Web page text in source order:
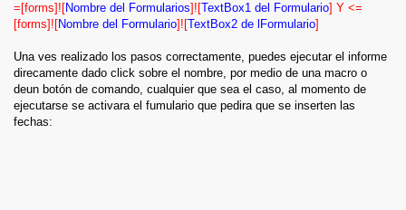
=[forms]![Nombre del Formularios]![TextBox1 del Formulario] Y <=
[forms]![Nombre del Formulario]![TextBox2 de lFormulario]
Una ves realizado los pasos correctamente, puedes ejecutar el informe
direcamente dado click sobre el nombre, por medio de una macro o
deun botón de comando, cualquier que sea el caso, al momento de
ejecutarse se activara el fumulario que pedira que se inserten las
fechas:
El TextBox3 llamado buscar,es donde vamos a poner el valor a
buscar, en este caso vamos a buscar números de cuenta
almacenadas en la tabla, y en el campo cuenta y nombre nos
mostrara el ultimo registro almacenado con esa cuenta.
por ejemplo si tenemos almacenado en la tabla 5 registros con
la cuenta 4000 y deseamos que al momento de buscar nos
muestre el ultimo registro almacenado de esa cuenta.